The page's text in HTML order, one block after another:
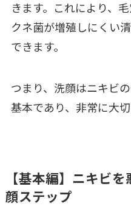
きます。これにより、
クネ菌が増殖しにくい
できます。
つまり、洗顔はニキビ
基本であり、非常に大
【基本編】ニキビ
顔ステップ